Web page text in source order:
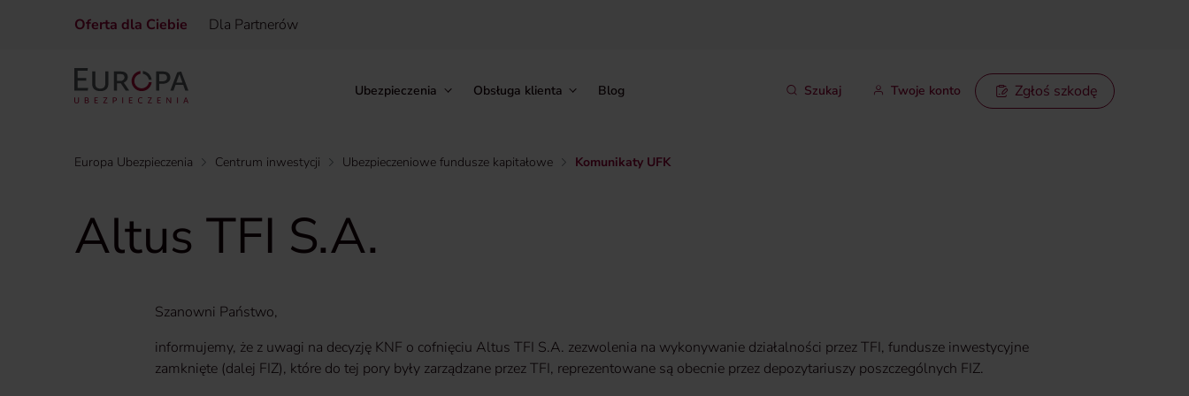
Oferta dla Ciebie Dla Partnerów
Ubezpieczenia Obsługa klienta Blog Szukaj Twoje konto Zgłoś szkodę
Europa Ubezpieczenia Centrum inwestycji Ubezpieczeniowe fundusze kapitałowe Komunikaty UFK
Altus TFI S.A.
Szanowni Państwo,
informujemy, że z uwagi na decyzję KNF o cofnięciu Altus TFI S.A. zezwolenia na wykonywanie działalności przez TFI, fundusze inwestycyjne
zamknięte (dalej FIZ), które do tej pory były zarządzane przez TFI, reprezentowane są obecnie przez depozytariuszy poszczególnych FIZ.